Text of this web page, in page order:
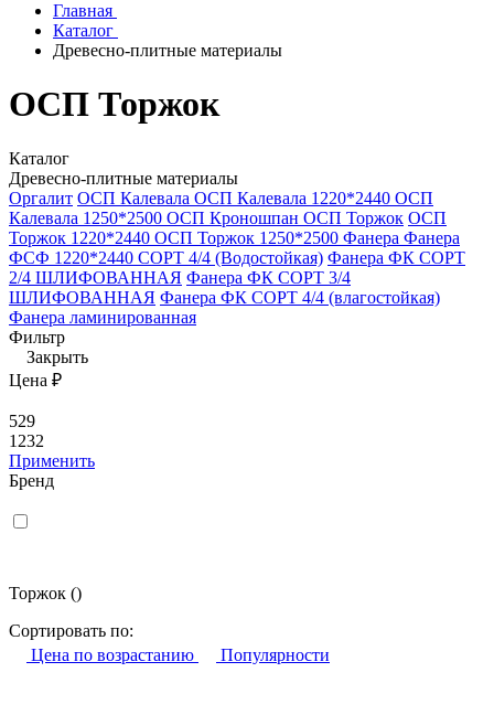
Главная
Каталог
Древесно-плитные материалы
ОСП Торжок
Каталог
Древесно-плитные материалы
Оргалит ОСП Калевала ОСП Калевала 1220*2440 ОСП
Калевала 1250*2500 ОСП Кроношпан ОСП Торжок ОСП
Торжок 1220*2440 ОСП Торжок 1250*2500 Фанера Фанера
ФСФ 1220*2440 СОРТ 4/4 (Водостойкая) Фанера ФК СОРТ
2/4 ШЛИФОВАННАЯ Фанера ФК СОРТ 3/4
ШЛИФОВАННАЯ Фанера ФК СОРТ 4/4 (влагостойкая)
Фанера ламинированная
Фильтр
Закрыть
Цена ₽
529
1232
Применить
Бренд
Торжок ()
Сортировать по:
Цена по возрастанию
Популярности